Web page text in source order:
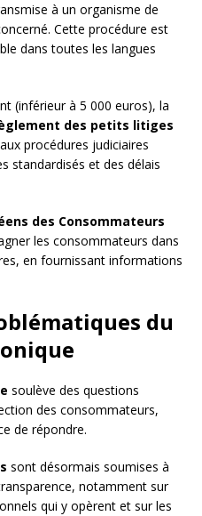
à un organisme de
Cette procédure est
dans toutes les langues
(inférieur à 5 000 euros), la
des petits litiges
procédures judiciaires
standardisés et des délais
des Consommateurs
les consommateurs dans
en fournissant informations
du
soulève des questions
des consommateurs,
de répondre.
sont désormais soumises à
notamment sur
qui y opèrent et sur les